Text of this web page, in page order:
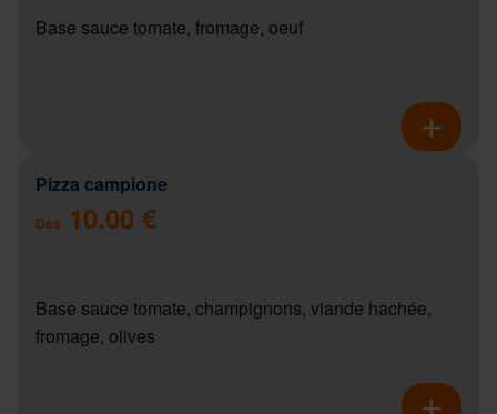
Base sauce tomate, fromage, oeuf
Pizza campione
Dès 10.00 €
Base sauce tomate, champignons, viande hachée,
fromage, olives